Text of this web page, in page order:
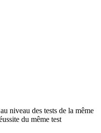
niveau des tests de la même
du même test